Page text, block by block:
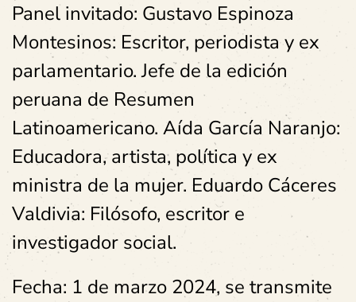
Panel invitado: Gustavo Espinoza
Montesinos: Escritor, periodista y ex
parlamentario. Jefe de la edición
peruana de Resumen
Latinoamericano. Aída García Naranjo:
Educadora, artista, política y ex
ministra de la mujer. Eduardo Cáceres
Valdivia: Filósofo, escritor e
investigador social.
Fecha: 1 de marzo 2024, se transmite